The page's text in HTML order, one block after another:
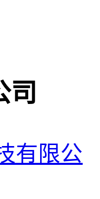
司
有限公